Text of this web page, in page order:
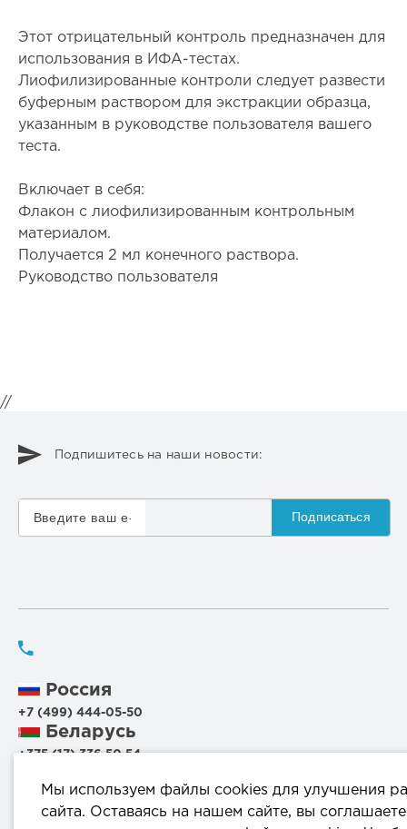
Этот отрицательный контроль предназначен для
использования в ИФА-тестах.
Лиофилизированные контроли следует развести
буферным раствором для экстракции образца,
указанным в руководстве пользователя вашего
теста.
Включает в себя:
Флакон с лиофилизированным контрольным
материалом.
Получается 2 мл конечного раствора.
Руководство пользователя
//
Подпишитесь на наши новости:
Подписаться
Россия
+7 (499) 444-05-50
Беларусь
+375 (17) 336 50 54
+375 (44) 711 95 56
Мы используем файлы cookies для улучшения
сайта. Оставаясь на нашем сайте, вы